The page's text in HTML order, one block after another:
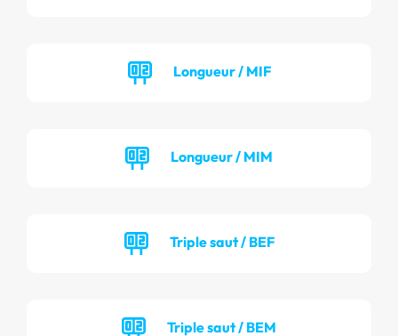
Longueur / MIF
Longueur / MIM
Triple saut / BEF
Triple saut / BEM